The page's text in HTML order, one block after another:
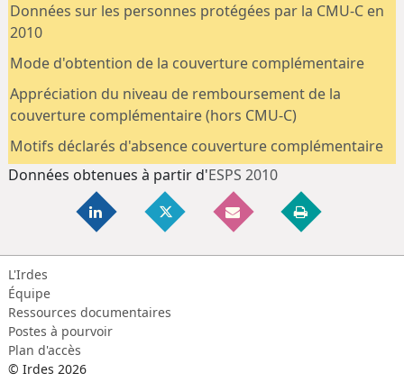
Données sur les personnes protégées par la CMU-C en
2010
Mode d'obtention de la couverture complémentaire
Appréciation du niveau de remboursement de la
couverture complémentaire (hors CMU-C)
Motifs déclarés d'absence couverture complémentaire
Données obtenues à partir d'ESPS 2010
L'Irdes
Équipe
Ressources documentaires
Postes à pourvoir
Plan d'accès
© Irdes 2026